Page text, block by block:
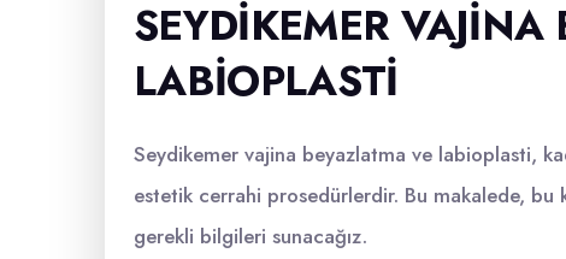
SEYDIKEMER VAJINA
LABIOPLASTI
Seydikemer vajina beyazlatma ve labioplasti,
estetik cerrahi prosedürlerdir. Bu makalede, bu
gerekli bilgileri sunacağız.